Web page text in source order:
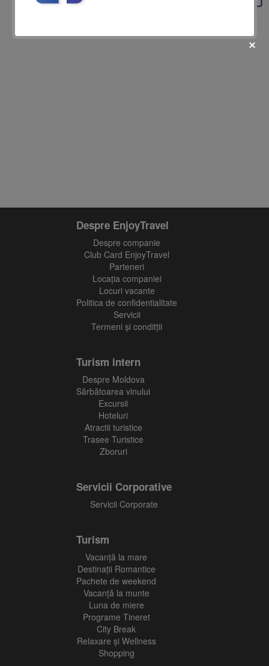
Despre EnjoyTravel
Despre companie
Club Card EnjoyTravel
Parteneri
Locaţia companiei
Locuri vacante
Politica de confidentialitate
Servicii
Termeni și conditții
Turism intern
Despre Moldova
Sărbătoarea vinului
Excursii
Hoteluri
Atractii turistice
Trasee Turistice
Zboruri
Servicii Corporative
Servicii Corporate
Turism
Vacanţă la mare
Destinații Romantice
Pachete de weekend
Vacanță la munte
Luna de miere
Programe Tineret
City Break
Relaxare și Wellness
Shopping